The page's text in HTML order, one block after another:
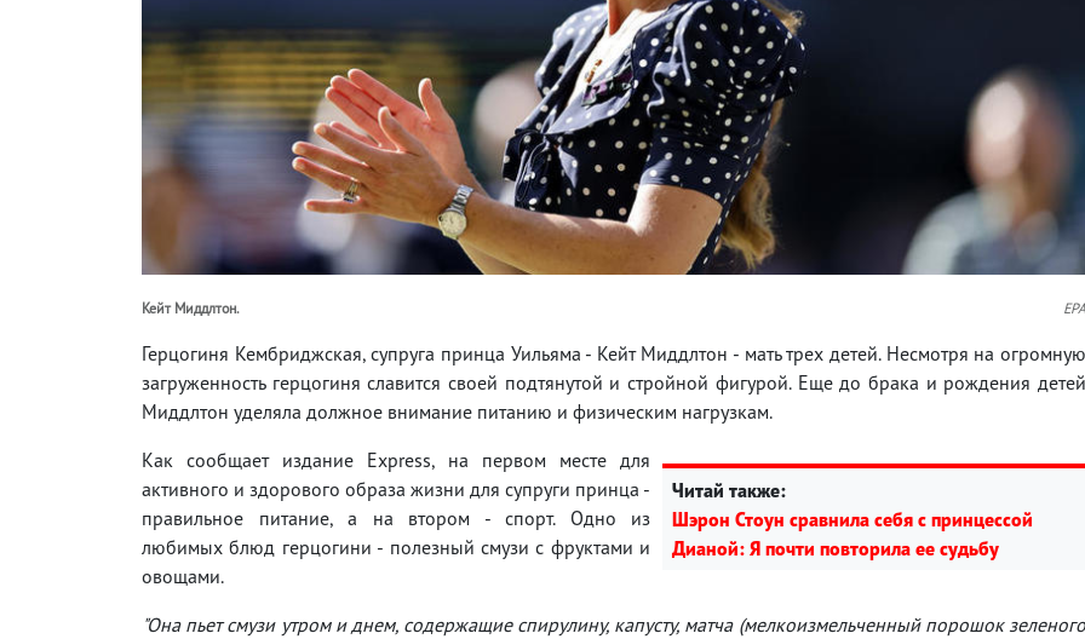
Кейт Миддлтон. EPA
Герцогиня Кембриджская, супруга принца Уильяма - Кейт Миддлтон - мать трех детей. Несмотря на огромную
загруженность герцогиня славится своей подтянутой и стройной фигурой. Еще до брака и рождения детей
Миддлтон уделяла должное внимание питанию и физическим нагрузкам.
Читай также:
Шэрон Стоун сравнила себя с принцессой
Дианой: Я почти повторила ее судьбу
Как сообщает издание Express, на первом месте для
активного и здорового образа жизни для супруги принца -
правильное питание, а на втором - спорт. Одно из
любимых блюд герцогини - полезный смузи с фруктами и
овощами.
"Она пьет смузи утром и днем, содержащие спирулину, капусту, матча (мелкоизмельченный порошок зеленого